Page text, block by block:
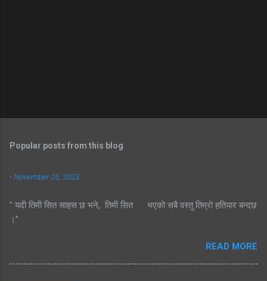
Popular posts from this blog
-November 05, 2023
" यदी तिमी सित साहस छ भने, तिमी सित भएको सबै वस्तु तिम्रो हतियार बन्दछ
।"
READ MORE